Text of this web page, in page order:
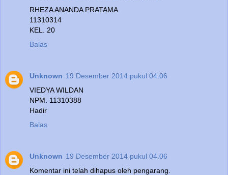
RHEZA ANANDA PRATAMA
11310314
KEL. 20
Balas
Unknown 19 Desember 2014 pukul 04.06
VIEDYA WILDAN
NPM. 11310388
Hadir
Balas
Unknown 19 Desember 2014 pukul 04.06
Komentar ini telah dihapus oleh pengarang.